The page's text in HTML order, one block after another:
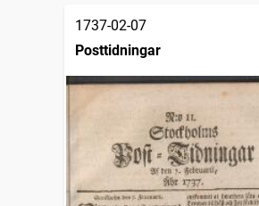
1737-02-07
Posttidningar